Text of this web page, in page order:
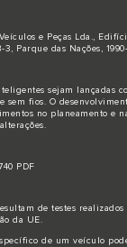
e Peças Lda.,
3, Parque das Nações,
sejam lançadas
sem fios. O
no planeamento e
PDF
de testes
da UE.
de um veículo